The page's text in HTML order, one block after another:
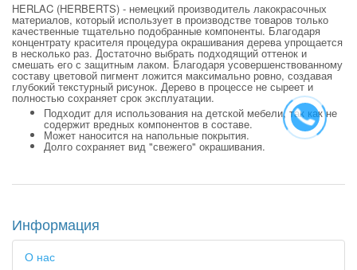
HERLAC (HERBERTS) - немецкий производитель лакокрасочных
материалов, который использует в производстве товаров только
качественные тщательно подобранные компоненты. Благодаря
концентрату красителя процедура окрашивания дерева упрощается
в несколько раз. Достаточно выбрать подходящий оттенок и
смешать его с защитным лаком. Благодаря усовершенствованному
составу цветовой пигмент ложится максимально ровно, создавая
глубокий текстурный рисунок. Дерево в процессе не сыреет и
полностью сохраняет срок эксплуатации.
Подходит для использования на детской мебели, так как не
содержит вредных компонентов в составе.
Может наносится на напольные покрытия.
Долго сохраняет вид "свежего" окрашивания.
Информация
О нас